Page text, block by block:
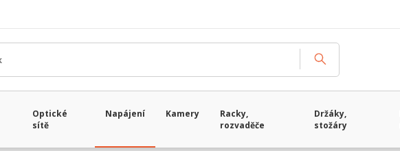
Optické
sítě
Napájení Kamery
Racky,
rozvaděče
Držáky,
stožáry